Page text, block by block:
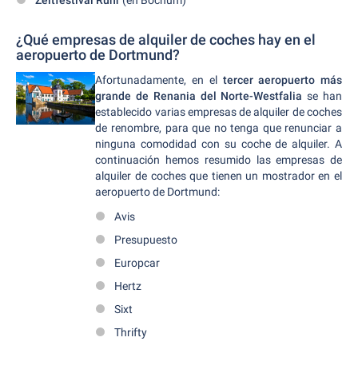
¿Qué empresas de alquiler de coches hay en el
aeropuerto de Dortmund?
Afortunadamente, en el tercer aeropuerto más
grande de Renania del Norte-Westfalia se han
establecido varias empresas de alquiler de coches
de renombre, para que no tenga que renunciar a
ninguna comodidad con su coche de alquiler. A
continuación hemos resumido las empresas de
alquiler de coches que tienen un mostrador en el
aeropuerto de Dortmund:
Avis
Presupuesto
Europcar
Hertz
Sixt
Thrifty